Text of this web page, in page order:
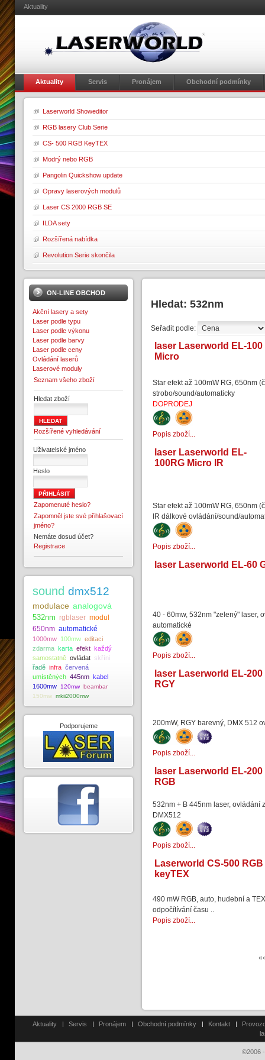
Aktuality
Aktuality Servis Pronájem Obchodní podmínky
Laserworld Showeditor
RGB lasery Club Serie
CS- 500 RGB KeyTEX
Modrý nebo RGB
Pangolin Quickshow update
Opravy laserových modulů
Laser CS 2000 RGB SE
ILDA sety
Rozšířená nabídka
Revolution Serie skončila
Hledat: 532nm
Seřadit podle:
laser Laserworld EL-100
Micro
Star efekt až 100mW RG, 650nm
strobo/sound/automaticky
DOPRODEJ
Popis zboží...
laser Laserworld EL-
100RG Micro IR
Star efekt až 100mW RG, 650nm
IR dálkové ovládání/sound/
Popis zboží...
laser Laserworld EL-60
40 - 60mw, 532nm "zelený" laser,
automatické
Popis zboží...
laser Laserworld EL-200
RGY
200mW, RGY barevný, DMX 512
Popis zboží...
laser Laserworld EL-200
RGB
532nm + B 445nm laser, ovládání
DMX512
Popis zboží...
Laserworld CS-500 RGB
keyTEX
490 mW RGB, auto, hudební a
odpočítívání času ..
Popis zboží...
ON-LINE OBCHOD
Akční lasery a sety
Laser podle typu
Laser podle výkonu
Laser podle barvy
Laser podle ceny
Ovládání laserů
Laserové moduly
Seznam všeho zboží
Hledat zboží
Rozšířené vyhledávání
Uživatelské jméno
Heslo
Zapomenuté heslo?
Zapomněl jste své přihlašovací
jméno?
Nemáte dosud účet?
Registrace
sound dmx512
modulace analogová
532nm rgblaser modul
650nm automatické
1000mw 100mw editaci
zdarma karta efekt každý
samostatně ovládat skříni
řadě infra červená
umístěných 445nm kabel
1600mw
120mw beambar
150mw mkii2000mw
Podporujeme
Aktuality Servis Pronájem Obchodní podmínky Kontakt
©2006